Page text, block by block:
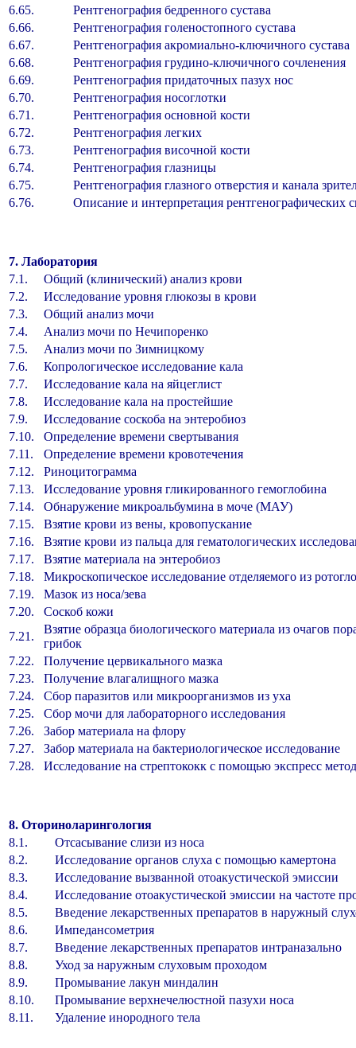
6.65.
Рентгенография бедренного сустава
6.66.
Рентгенография голеностопного сустава
6.67.
Рентгенография акромиально-ключичного
6.68.
Рентгенография грудино-ключичного
6.69.
Рентгенография придаточных пазух нос
6.70.
Рентгенография носоглотки
6.71.
Рентгенография основной кости
6.72.
Рентгенография легких
6.73.
Рентгенография височной кости
6.74.
Рентгенография глазницы
6.75.
Рентгенография глазного отверстия и канала
6.76.
Описание и интерпретация рентгенографических
7. Лаборатория
7.1.
Общий (клинический) анализ крови
7.2.
Исследование уровня глюкозы в крови
7.3.
Общий анализ мочи
7.4.
Анализ мочи по Нечипоренко
7.5.
Анализ мочи по Зимницкому
7.6.
Копрологическое исследование кала
7.7.
Исследование кала на яйцеглист
7.8.
Исследование кала на простейшие
7.9.
Исследование соскоба на энтеробиоз
7.10.
Определение времени свертывания
7.11.
Определение времени кровотечения
7.12.
Риноцитограмма
7.13.
Исследование уровня гликированного гемоглобина
7.14.
Обнаружение микроальбумина в моче (МАУ)
7.15.
Взятие крови из вены, кровопускание
7.16.
Взятие крови из пальца для гематологических
7.17.
Взятие материала на энтеробиоз
7.18.
Микроскопическое исследование отделяемого из
7.19.
Мазок из носа/зева
7.20.
Соскоб кожи
7.21.
Взятие образца биологического материала из очагов
грибок
7.22.
Получение цервикального мазка
7.23.
Получение влагалищного мазка
7.24.
Сбор паразитов или микроорганизмов из уха
7.25.
Сбор мочи для лабораторного исследования
7.26.
Забор материала на флору
7.27.
Забор материала на бактериологическое исследование
7.28.
Исследование на стрептококк с помощью экспресс
8. Оториноларингология
8.1.
Отсасывание слизи из носа
8.2.
Исследование органов слуха с помощью
8.3.
Исследование вызванной отоакустической
8.4.
Исследование отоакустической эмиссии на
8.5.
Введение лекарственных препаратов в наружный
8.6.
Импедансометрия
8.7.
Введение лекарственных препаратов
8.8.
Уход за наружным слуховым проходом
8.9.
Промывание лакун миндалин
8.10.
Промывание верхнечелюстной пазухи носа
8.11.
Удаление инородного тела